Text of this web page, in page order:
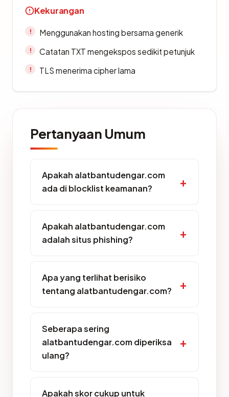
Kekurangan
Menggunakan hosting bersama generik
Catatan TXT mengekspos sedikit petunjuk
TLS menerima cipher lama
Pertanyaan Umum
Apakah alatbantudengar.com
ada di blocklist keamanan?
Apakah alatbantudengar.com
adalah situs phishing?
Apa yang terlihat berisiko
tentang alatbantudengar.com?
Seberapa sering
alatbantudengar.com diperiksa
ulang?
Apakah skor cukup untuk